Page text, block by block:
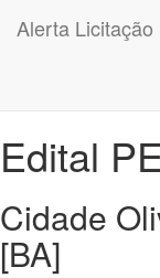
Alerta Licitação
Edital
Cidade
[BA]